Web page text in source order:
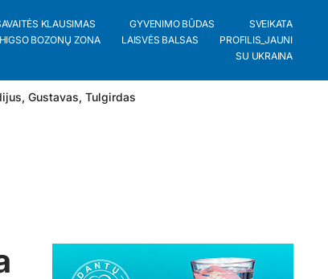
KLAUSIMAS GYVENIMO BŪDAS
SVEIKATA
HIGSO BOZONŲ ZONA LAISVĖS BALSAS
PROFILIS_JAUNI
SU UKRAINA
, Gustavas, Tulgirdas